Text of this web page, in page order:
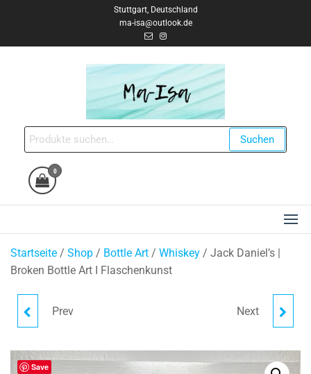
Stuttgart, Deutschland
ma-isa@outlook.de
Ma-Isa CreatesHandgemacht & Einzigartig
Suche
nach:
Suchen
0
Startseite / Shop / Bottle Art / Whiskey / Jack Daniel’s |
Broken Bottle Art I Flaschenkunst
JÄGERMEISTER BOTTLE
Prev GIN MARE BROKENNext
Save